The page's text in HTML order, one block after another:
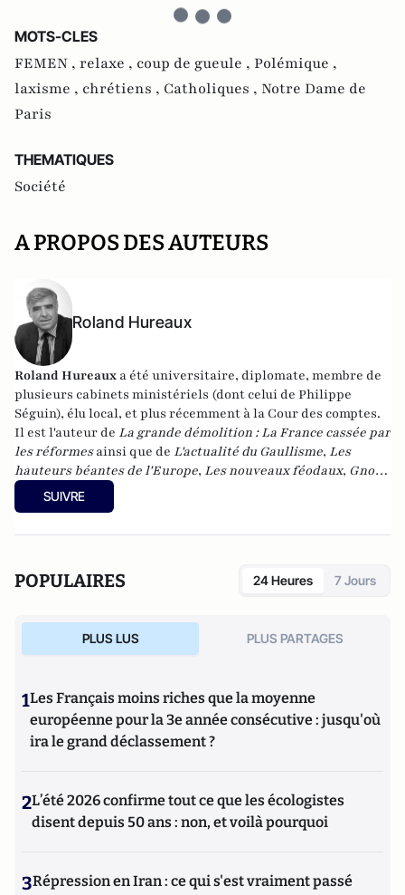
MOTS-CLES
FEMEN , relaxe , coup de gueule , Polémique ,
laxisme , chrétiens , Catholiques , Notre Dame de
Paris
THEMATIQUES
Société
A PROPOS DES AUTEURS
Roland Hureaux
Roland Hureaux a été universitaire, diplomate, membre de
plusieurs cabinets ministériels (dont celui de Philippe
Séguin), élu local, et plus récemment à la Cour des comptes.
Il est l'auteur de La grande démolition : La France cassée par
les réformes ainsi que de L'actualité du Gaullisme, Les
hauteurs béantes de l'Europe, Les nouveaux féodaux, Gnose
et gnostiques des origines à nos jours
SUIVRE
POPULAIRES 24 Heures 7 Jours
PLUS LUS PLUS PARTAGES
1Les Français moins riches que la moyenne
européenne pour la 3e année consécutive : jusqu'où
ira le grand déclassement ?
2L’été 2026 confirme tout ce que les écologistes
disent depuis 50 ans : non, et voilà pourquoi
3Répression en Iran : ce qui s'est vraiment passé